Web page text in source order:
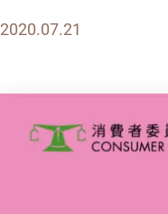
2020.07.21